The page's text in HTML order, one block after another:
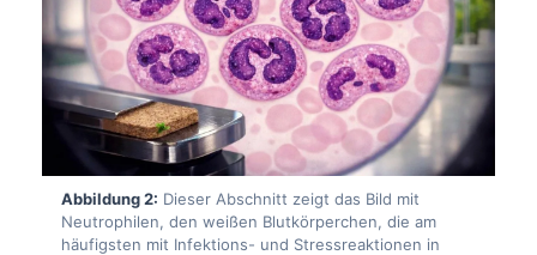
Abbildung 2: Dieser Abschnitt zeigt das Bild mit
Neutrophilen, den weißen Blutkörperchen, die am
häufigsten mit Infektions- und Stressreaktionen in